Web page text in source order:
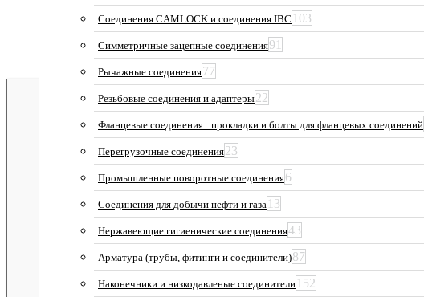
Соединения CAMLOCK и соединения IBC 103
Симметричные зацепные соединения91
Рычажные соединения77
Резьбовые соединения и адаптеры22
Фланцевые соединения_ прокладки и болты для фланцевых соединений
Перегрузочные соединения23
Промышленные поворотные соединения6
Соединения для добычи нефти и газа 13
Нержавеющие гигиенические соединения43
Арматура (трубы, фитинги и соединители)87
Наконечники и низкодавленые соединители 152